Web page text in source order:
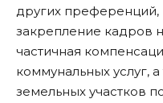
других преференций,
закрепление кадров
частичная
коммунальных услуг,
земельных участков